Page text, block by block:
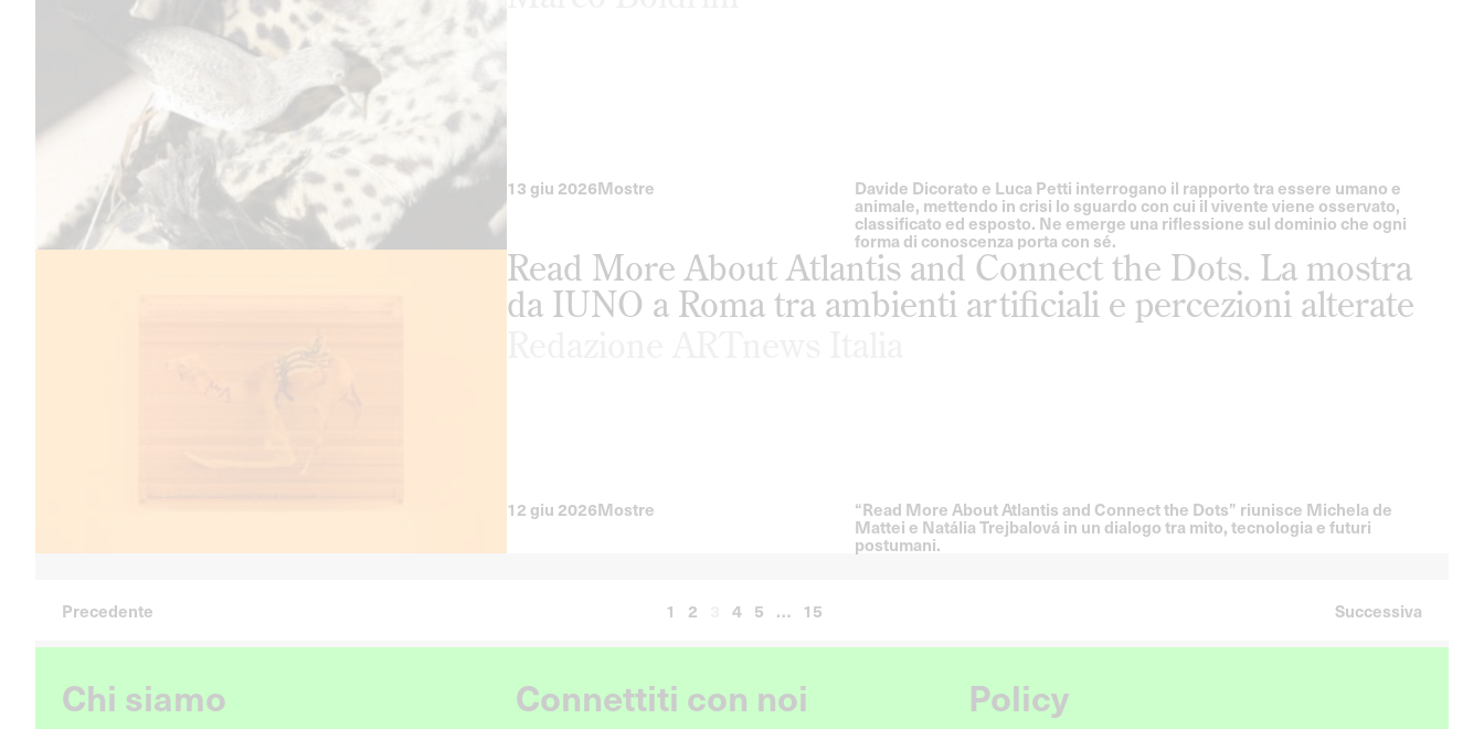
13 giu 2026Mostre Davide Dicorato e Luca Petti interrogano il rapporto tra essere umano e
animale, mettendo in crisi lo sguardo con cui il vivente viene osservato,
classificato ed esposto. Ne emerge una riflessione sul dominio che ogni
forma di conoscenza porta con sé.
Read More About Atlantis and Connect the Dots. La mostra
da IUNO a Roma tra ambienti artificiali e percezioni alterate
12 giu 2026Mostre “Read More About Atlantis and Connect the Dots” riunisce Michela de
Mattei e Natália Trejbalová in un dialogo tra mito, tecnologia e futuri
postumani.
Precedente 1 2 4 5 … 15 Successiva
Chi siamo Connettiti con noi Policy